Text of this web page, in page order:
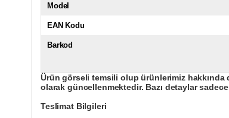
Model
EAN Kodu
Barkod
Ürün görseli temsili olup ürünlerimiz hakkında
olarak güncellenmektedir. Bazı detaylar
Teslimat Bilgileri